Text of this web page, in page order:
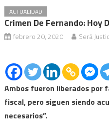
ACTUALIDAD
Crimen De Fernando: Hoy
febrero 20, 2020 Será
Crimen
de
Fernando:
hoy
declaran
Milanesi
Ambos fueron liberados por
fiscal, pero siguen siendo
necesarios”.